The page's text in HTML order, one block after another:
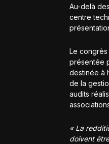
Au-delà
centre
Le congrès
présentée
destinée à
de la
audits
« La
doivent